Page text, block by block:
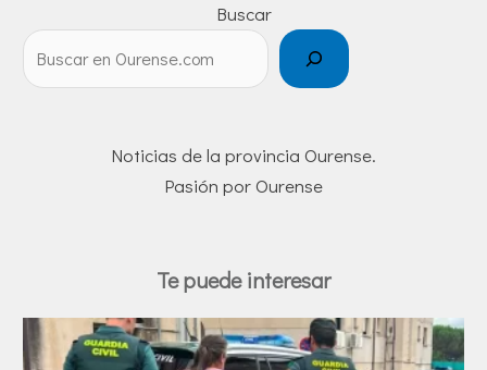
Buscar
Noticias de la provincia Ourense.
Pasión por Ourense
Te puede interesar